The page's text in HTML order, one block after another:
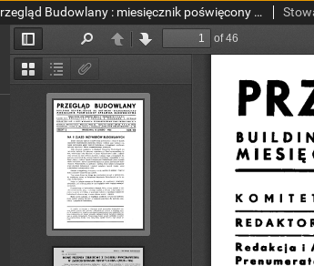
Przegląd Budowlany : miesięcznik poświęcony sprawom budownictwa : organ Stowarzyszenia Zawodowego Przemysłowców Budowlanych R. P z. 2 (1936)